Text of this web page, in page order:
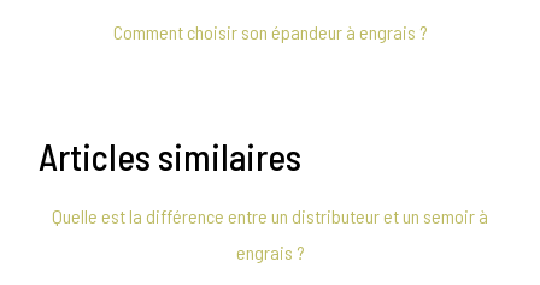
Comment choisir son épandeur à engrais ?
Articles similaires
Quelle est la différence entre un distributeur et un semoir à
engrais ?